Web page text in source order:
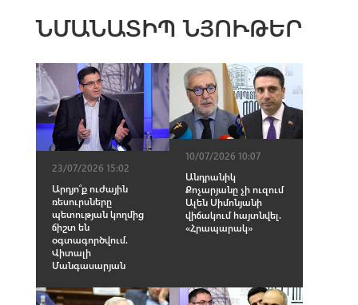
ՆՄԱՆԱՏԻՊ ՆՅՈՒԹԵՐ
23/07/2026 15:02
Արդյո՞ք ուժային
ռեսուրսները
պետության կողմից
ճիշտ են
օգտագործվում.
Վիտալի
Մանգասարյան
10/07/2026 10:07
Անդրանիկ
Քոչարյանը չի ուզում
Ալեն Սիմոնյանի
վիճակում հայտնվել.
«Հրապարակ»